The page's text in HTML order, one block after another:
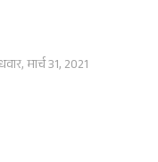
मार्च 31, 2021